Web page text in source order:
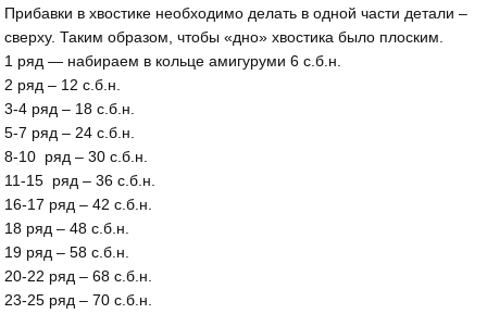
Прибавки в хвостике необходимо делать в одной части детали –
сверху. Таким образом, чтобы «дно» хвостика было плоским.
1 ряд — набираем в кольце амигуруми 6 с.б.н.
2 ряд – 12 с.б.н.
3-4 ряд – 18 с.б.н.
5-7 ряд – 24 с.б.н.
8-10 ряд – 30 с.б.н.
11-15 ряд – 36 с.б.н.
16-17 ряд – 42 с.б.н.
18 ряд – 48 с.б.н.
19 ряд – 58 с.б.н.
20-22 ряд – 68 с.б.н.
23-25 ряд – 70 с.б.н.